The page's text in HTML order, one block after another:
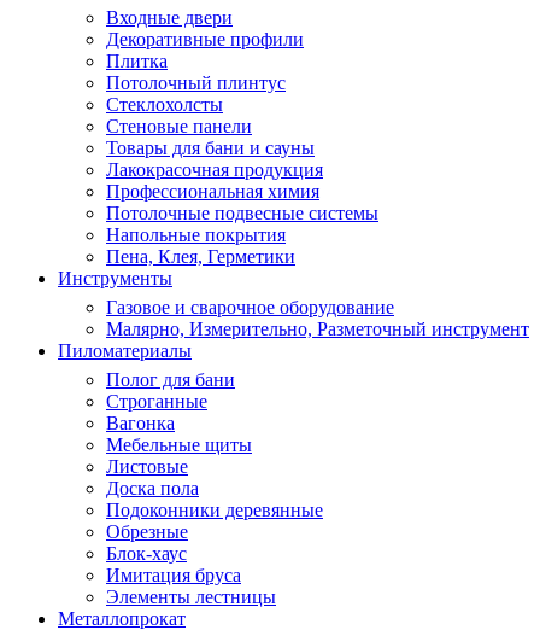
Входные двери
Декоративные профили
Плитка
Потолочный плинтус
Стеклохолсты
Стеновые панели
Товары для бани и сауны
Лакокрасочная продукция
Профессиональная химия
Потолочные подвесные системы
Напольные покрытия
Пена, Клея, Герметики
Инструменты
Газовое и сварочное оборудование
Малярно, Измерительно, Разметочный инструмент
Пиломатериалы
Полог для бани
Строганные
Вагонка
Мебельные щиты
Листовые
Доска пола
Подоконники деревянные
Обрезные
Блок-хаус
Имитация бруса
Элементы лестницы
Металлопрокат